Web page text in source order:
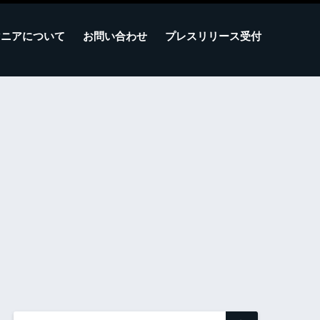
アについて お問い合わせ プレスリリース受付